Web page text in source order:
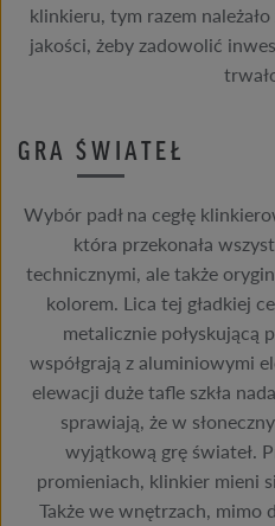
klinkieru, tym razem
jakości, żeby zadowolić
GRA ŚWIATEŁ
Wybór padł na cegłę
która przekonała
technicznymi, ale także
kolorem. Lica tej gładkiej
metalicznie połyskującą
współgrają z aluminiowymi
elewacji duże tafle szkła
sprawiają, że w
wyjątkową grę świateł.
promieniach, klinkier mieni
Także we wnętrzach, mimo